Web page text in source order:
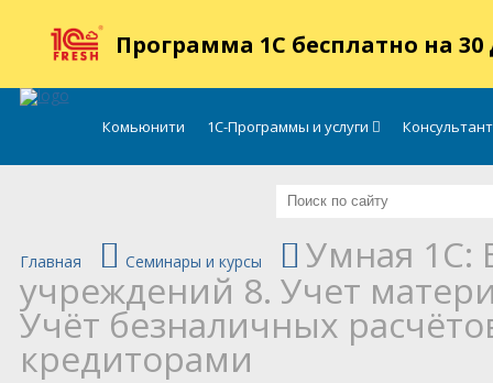
Программа 1С бесплатно на 30
Комьюнити 1С-Программы и услуги
Главная Семинары и курсы Умная 1С:
учреждений 8. Учет
Учёт безналичных
кредиторами